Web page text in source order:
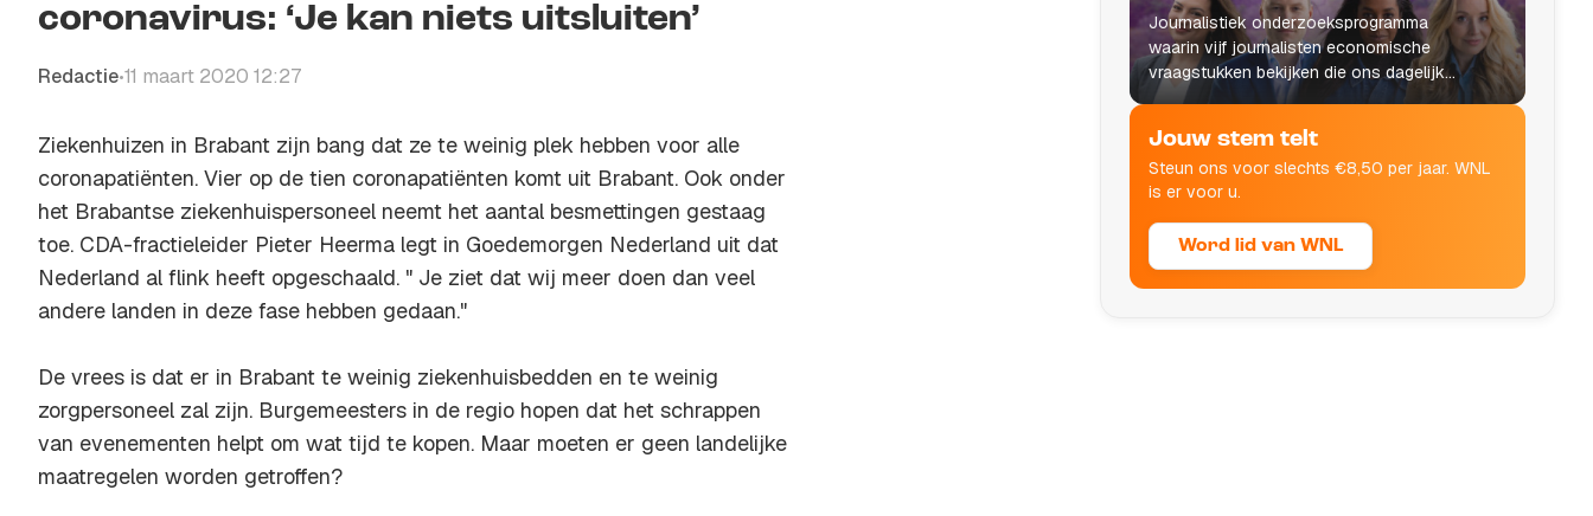
coronavirus: ‘Je kan niets uitsluiten’
Redactie•11 maart 2020 12:27
Ziekenhuizen in Brabant zijn bang dat ze te weinig plek hebben voor alle
coronapatiënten. Vier op de tien coronapatiënten komt uit Brabant. Ook onder
het Brabantse ziekenhuispersoneel neemt het aantal besmettingen gestaag
toe. CDA-fractieleider Pieter Heerma legt in Goedemorgen Nederland uit dat
Nederland al flink heeft opgeschaald. " Je ziet dat wij meer doen dan veel
andere landen in deze fase hebben gedaan."
De vrees is dat er in Brabant te weinig ziekenhuisbedden en te weinig
zorgpersoneel zal zijn. Burgemeesters in de regio hopen dat het schrappen
van evenementen helpt om wat tijd te kopen. Maar moeten er geen landelijke
maatregelen worden getroffen?
Journalistiek onderzoeksprogramma
waarin vijf journalisten economische
vraagstukken bekijken die ons dagelijks
leven raken.
Jouw stem telt
Steun ons voor slechts €8,50 per jaar. WNL
is er voor u.
Word lid van WNL